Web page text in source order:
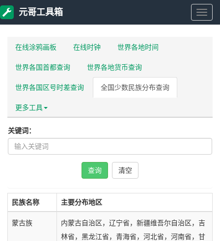
元
箱
元哥工具箱
在线涂鸦画板 在线时钟 世界各地时间
世界各国首都查询 世界各地货币查询
世界各国区号时差查询 全国少数民族分布查询
更多工具
关键词：
查询
民族名称 主要分布地区
蒙古族
内蒙古自治区，辽宁省，新疆维吾尔自治区，吉
林省，黑龙江省，青海省，河北省，河南省，甘